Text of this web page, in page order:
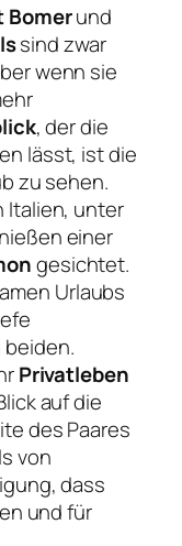
Bomerund
sind zwar
wenn sie
, der die
lässt, ist die
zu sehen.
Italien, unter
einer
gesichtet.
Urlaubs
Privatleben
auf die
des Paares
von
dass
und für